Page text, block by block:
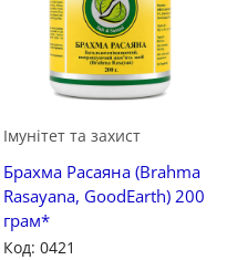
Імунітет та захист
Брахма Расаяна (Brahma
Rasayanа, GoodEarth) 200
грам*
Код: 0421